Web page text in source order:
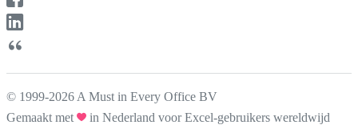
© 1999-2026 A Must in Every Office BV
Gemaakt met
in Nederland voor Excel-gebruikers wereldwijd